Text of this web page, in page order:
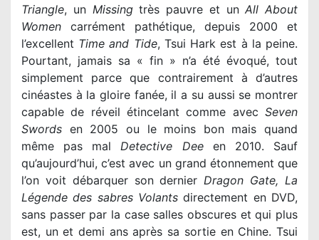
Triangle, un Missingtrès pauvre et unAll About
Women carrément pathétique, depuis 2000 et
l’excellent Time and Tide, Tsui Hark est à la peine.
Pourtant, jamais sa « fin » n’a été évoqué, tout
simplement parce que contrairement à d’autres
cinéastes à la gloire fanée, il a su aussi se montrer
capable de réveil étincelant comme avec Seven
Swords en 2005 ou le moins bon mais quand
même pas mal Detective Deeen 2010. Sauf
qu’aujourd’hui, c’est avec un grand étonnement que
l’on voit débarquer son dernier Dragon Gate, La
Légende des sabres Volants directement en DVD,
sans passer par la case salles obscures et qui plus
est, un et demi ans après sa sortie en Chine. Tsui